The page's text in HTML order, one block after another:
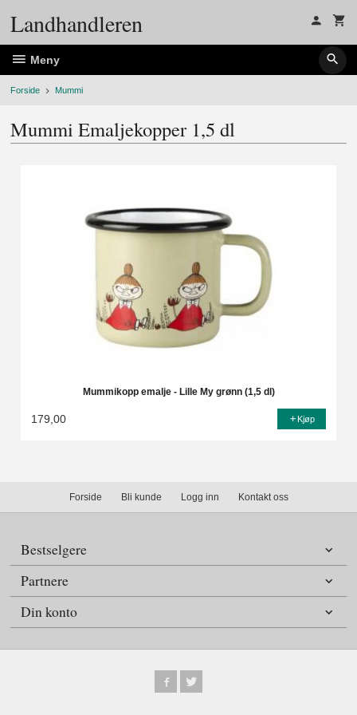
Landhandleren
Meny
Forside Mummi
Mummi Emaljekopper 1,5 dl
Mummikopp emalje - Lille My grønn (1,5 dl)
179,00 Kjøp
Forside Bli kunde Logg inn Kontakt oss
Bestselgere
Partnere
Din konto